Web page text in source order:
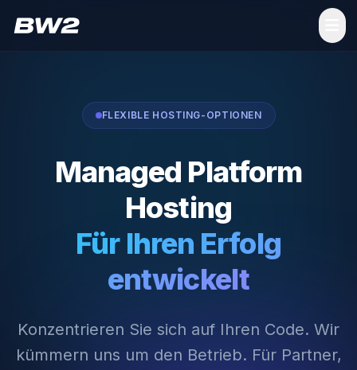
FLEXIBLE HOSTING-OPTIONEN
Managed Platform
Hosting
Für Ihren Erfolg
entwickelt
Konzentrieren Sie sich auf Ihren Code. Wir
kümmern uns um den Betrieb. Für Partner,